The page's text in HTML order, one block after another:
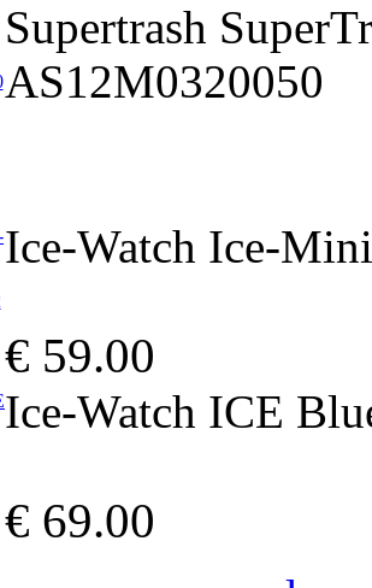
Supertrash
AS12M0320050
Ice-Watch Ice-
€ 59.00
Ice-Watch ICE
€ 69.00